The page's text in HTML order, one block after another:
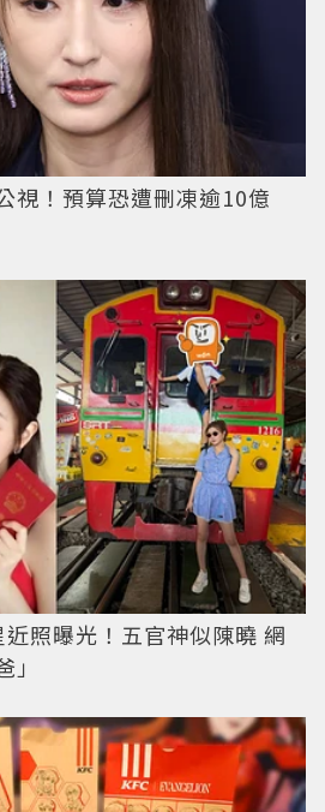
視！預算恐遭刪凍逾10億
照曝光！五官神似陳曉 網